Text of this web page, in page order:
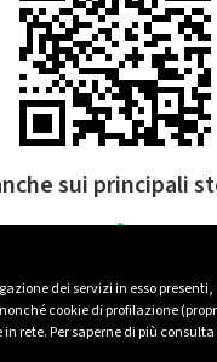
dei servizi in esso
cookie di profilazione
rete. Per saperne di più
sui principali